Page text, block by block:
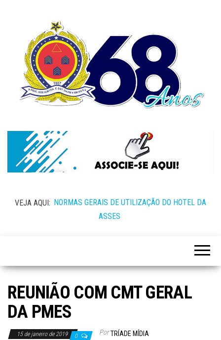
VEJA AQUI: NORMAS GERAIS DE UTILIZAÇÃO DO HOTEL DA
ASSES
REUNIÃO COM CMT GERAL
DA PMES
15 de janeiro de 2019 0 Por TRÍADE MÍDIA